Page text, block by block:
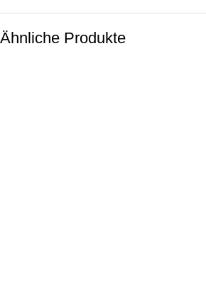
Ähnliche Produkte